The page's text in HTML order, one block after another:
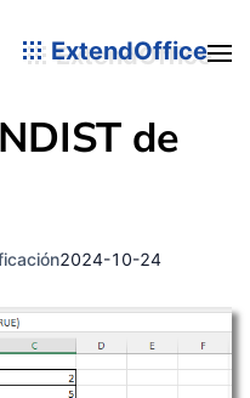
ExtendOffice
de
2024-10-24